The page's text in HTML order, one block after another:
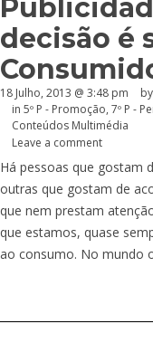
decisão é
18 Julho, 2013 @ 3:48 pm by
in 5º P - Promoção, 7º P -
Conteúdos Multimédia
Leave a comment
Há pessoas que gostam
outras que gostam de
que nem prestam
que estamos, quase
ao consumo. No mundo